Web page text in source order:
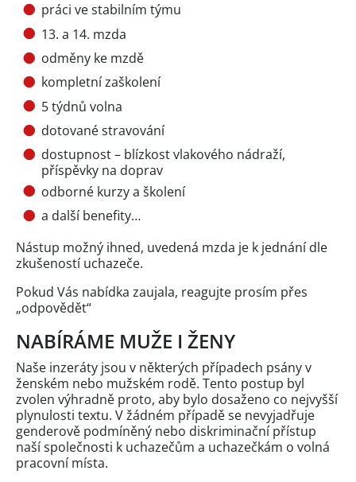
práci ve stabilním týmu
13. a 14. mzda
odměny ke mzdě
kompletní zaškolení
5 týdnů volna
dotované stravování
dostupnost – blízkost vlakového nádraží,
příspěvky na doprav
odborné kurzy a školení
a další benefity…
Nástup možný ihned, uvedená mzda je k jednání dle
zkušeností uchazeče.
Pokud Vás nabídka zaujala, reagujte prosím přes
„odpovědět“
NABÍRÁME MUŽE I ŽENY
Naše inzeráty jsou v některých případech psány v
ženském nebo mužském rodě. Tento postup byl
zvolen výhradně proto, aby bylo dosaženo co nejvyšší
plynulosti textu. V žádném případě se nevyjadřuje
genderově podmíněný nebo diskriminační přístup
naší společnosti k uchazečům a uchazečkám o volná
pracovní místa.